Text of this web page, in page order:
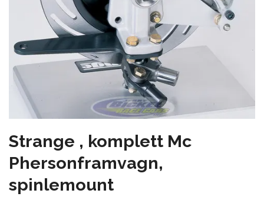
Strange , komplett Mc
Phersonframvagn,
spinlemount